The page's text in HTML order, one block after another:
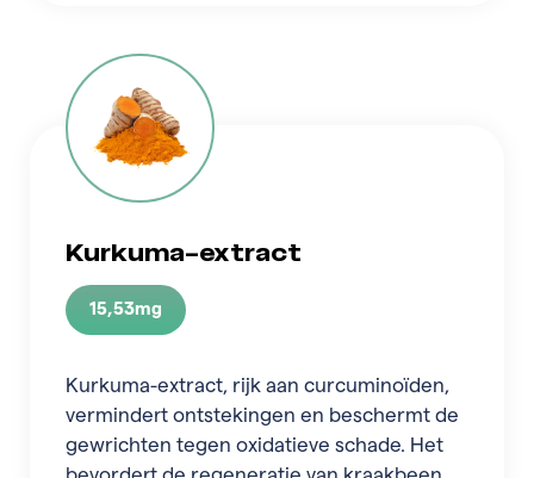
Kurkuma-extract
15,53mg
Kurkuma-extract, rijk aan curcuminoïden,
vermindert ontstekingen en beschermt de
gewrichten tegen oxidatieve schade. Het